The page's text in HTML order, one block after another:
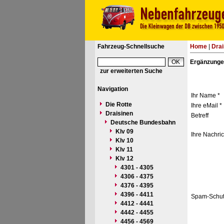
Fahrzeug-Schnellsuche
zur erweiterten Suche
Navigation
Die Rotte
Draisinen
Deutsche Bundesbahn
Klv 09
Klv 10
Klv 11
Klv 12
4301 - 4305
4306 - 4375
4376 - 4395
4396 - 4411
4412 - 4441
4442 - 4455
4456 - 4569
Home|
Ihr Name *
Ihre eMail *
Betreff
Ihre
Spam-